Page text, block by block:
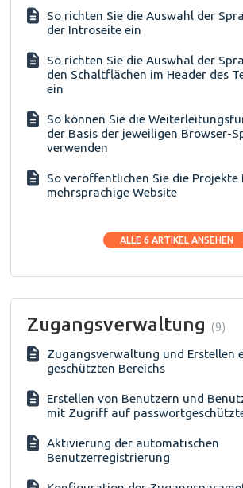
So richten Sie die Auswahl der
der Introseite ein
So richten Sie die Auswhal der
den Schaltflächen im Header des
ein
So können Sie die
der Basis der jeweiligen Browser-
verwenden
So veröffentlichen Sie die Projekte
mehrsprachige Website
ALLE 6 ARTIKEL ANSEHEN
Zugangsverwaltung 9
Zugangsverwaltung und Erstellen
geschützten Bereichs
Erstellen von Benutzern und
mit Zugriff auf
Aktivierung der automatischen
Benutzerregistrierung